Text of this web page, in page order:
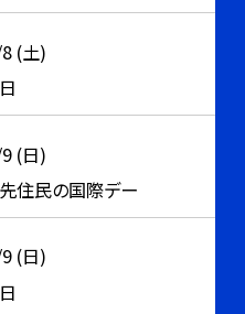
(土)
(日)
住民の国際デー
(日)